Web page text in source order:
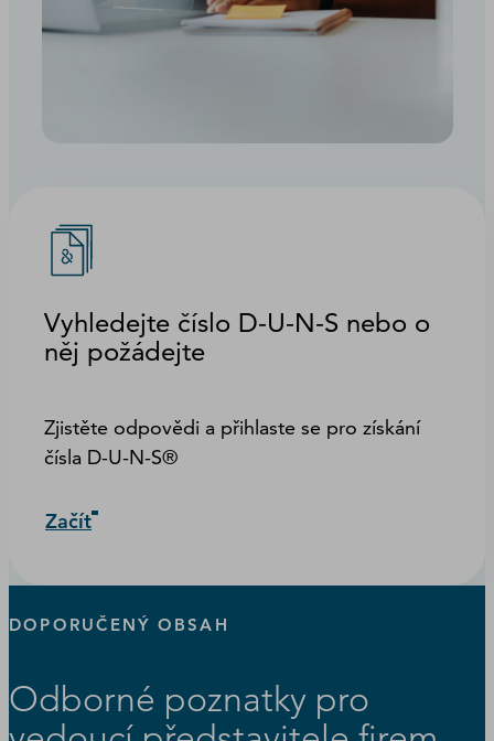
Vyhledejte číslo D-U-N-S nebo o
něj požádejte
Zjistěte odpovědi a přihlaste se pro získání
čísla D-U-N-S®
Začít
DOPORUČENÝ OBSAH
Odborné poznatky pro